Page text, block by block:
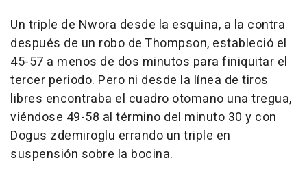
Un triple de Nwora desde la esquina, a la contra
después de un robo de Thompson, estableció el
45-57 a menos de dos minutos para finiquitar el
tercer periodo. Pero ni desde la línea de tiros
libres encontraba el cuadro otomano una tregua,
viéndose 49-58 al término del minuto 30 y con
Dogus zdemiroglu errando un triple en
suspensión sobre la bocina.